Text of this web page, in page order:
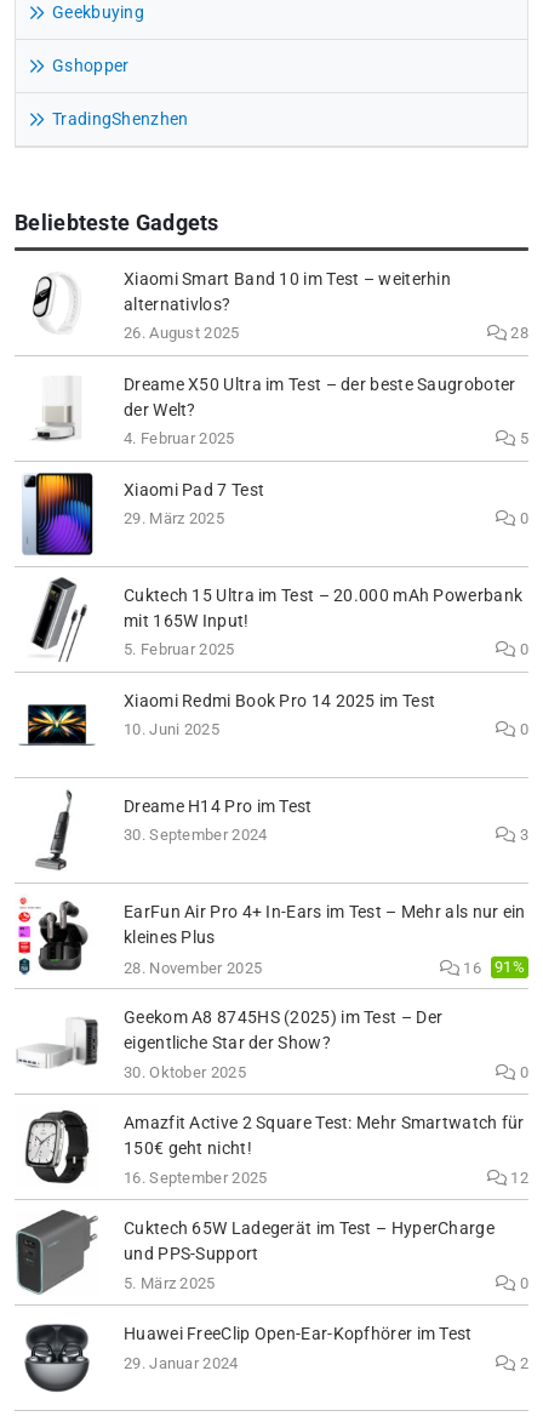
Geekbuying
Gshopper
TradingShenzhen
Beliebteste Gadgets
Xiaomi Smart Band 10 im Test – weiterhin
alternativlos?
26. August 2025 28
Dreame X50 Ultra im Test – der beste Saugroboter
der Welt?
4. Februar 2025 5
Xiaomi Pad 7 Test
29. März 2025 0
Cuktech 15 Ultra im Test – 20.000 mAh Powerbank
mit 165W Input!
5. Februar 2025 0
Xiaomi Redmi Book Pro 14 2025 im Test
10. Juni 2025 0
Dreame H14 Pro im Test
30. September 2024 3
EarFun Air Pro 4+ In-Ears im Test – Mehr als nur ein
kleines Plus
28. November 2025 16 91%
Geekom A8 8745HS (2025) im Test – Der
eigentliche Star der Show?
30. Oktober 2025 0
Amazfit Active 2 Square Test: Mehr Smartwatch für
150€ geht nicht!
16. September 2025 12
Cuktech 65W Ladegerät im Test – HyperCharge
und PPS-Support
5. März 2025 0
Huawei FreeClip Open-Ear-Kopfhörer im Test
29. Januar 2024 2